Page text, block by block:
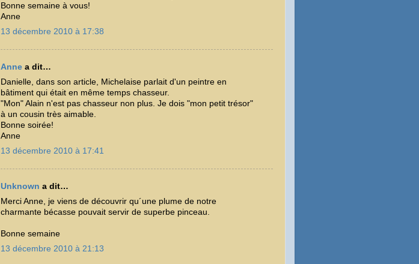
Bonne semaine à vous!
Anne
13 décembre 2010 à 17:38
Anne a dit…
Danielle, dans son article, Michelaise parlait d'un peintre en
bâtiment qui était en même temps chasseur.
"Mon" Alain n'est pas chasseur non plus. Je dois "mon petit trésor"
à un cousin très aimable.
Bonne soirée!
Anne
13 décembre 2010 à 17:41
Unknown a dit…
Merci Anne, je viens de découvrir qu´une plume de notre
charmante bécasse pouvait servir de superbe pinceau.
Bonne semaine
13 décembre 2010 à 21:13